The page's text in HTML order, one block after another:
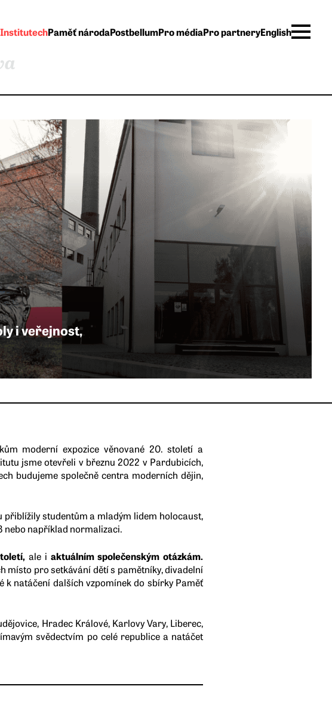
Paměť národaPostbellumPro médiaPro partneryEnglish
i veřejnost,
moderní expozice věnované 20. století a
jsme otevřeli v březnu 2022 v Pardubicích,
budujeme společně centra moderních dějin,
studentům a mladým lidem holocaust,
nebo například normalizaci.
ale i aktuálním společenským otázkám.
místo pro setkávání dětí s pamětníky, divadelní
k natáčení dalších vzpomínek do sbírky Paměť
Hradec Králové, Karlovy Vary, Liberec,
svědectvím po celé republice a natáčet